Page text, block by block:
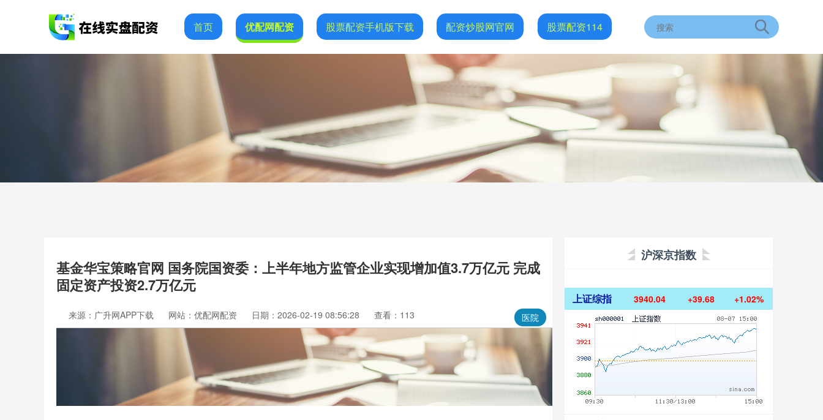
首页 优配网配资 股票配资手机版下载 配资炒股网官网 股票配资114
基金华宝策略官网 国务院国资委：上半年地方监管企业实现增加值3.7万亿元 完成
固定资产投资2.7万亿元
医院
来源：广升网APP下载 网站：优配网配资 日期：2026-02-19 08:56:28 查看：113
沪深京指数
上证综指 3940.04 +39.68 +1.02%